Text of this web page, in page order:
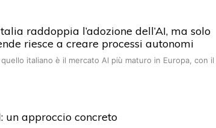
raddoppia l’adozione dell’AI, ma solo
riesce a creare processi autonomi
italiano è il mercato AI più maturo in Europa, con il
un approccio concreto